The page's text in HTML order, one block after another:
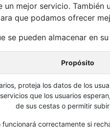
mejor servicio.
que podamos ofrecer
se pueden almacenar en
Propósito
proteja los datos de los
que los usuarios
de sus cestas o permitir
funcionará correctamente si